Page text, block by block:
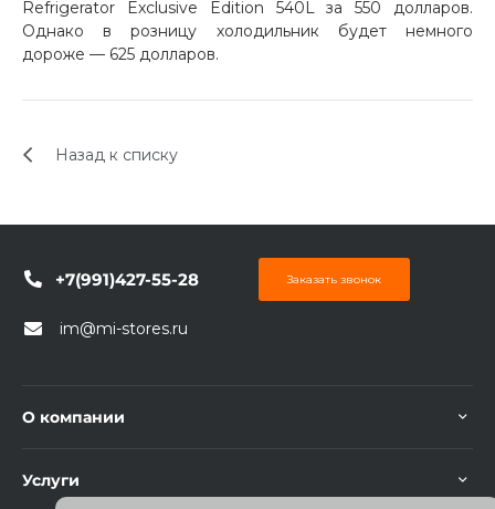
Подробнее
об оплате Плайтом
Остались вопросы?
Refrigerator Exclusive Edition 540L за 550 долларов.
Однако в розницу холодильник будет немного
дороже — 625 долларов.
Назад к списку
+7(991)427-55-28 Заказать звонок
im@mi-stores.ru
О компании
Услуги